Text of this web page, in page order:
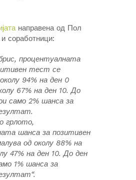
направена од Пол
соработници:
процентуалната
тест се
94% на ден 0
67% на ден 10. До
само 2% шанса за
грлото,
шанса за позитивен
од околу 88% на
47% на ден 10. До ден
1% шанса за